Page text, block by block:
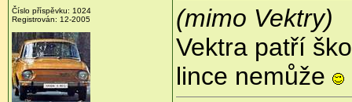
Číslo příspěvku: 1024
Registrován: 12-2005
(mimo Vektry)
Vektra patří
lince nemůže